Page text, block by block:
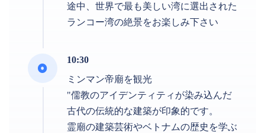
途中、世界で最も美しい湾に選出された
ランコー湾の絶景をお楽しみ下さい
10:30
ミンマン帝廟を観光
"儒教のアイデンティティが染み込んだ
古代の伝統的な建築が印象的です。
霊廟の建築芸術やベトナムの歴史を学ぶ